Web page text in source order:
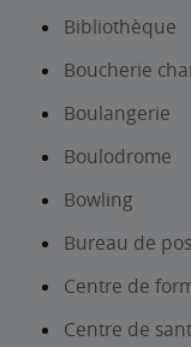
Bibliothèque
Boucherie
Boulangerie
Boulodrome
Bowling
Bureau de
Centre de
Centre de